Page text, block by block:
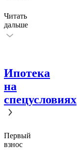
Читать
дальше
Ипотека
на
спецусловиях
Первый
взнос